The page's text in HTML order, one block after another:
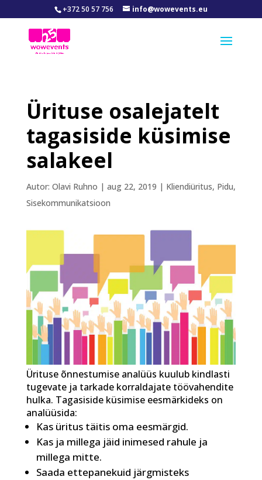
+372 50 57 756 info@wowevents.eu
Ürituse osalejatelt
tagasiside küsimise
salakeel
Autor: Olavi Ruhno | aug 22, 2019 | Kliendiüritus, Pidu,
Sisekommunikatsioon
Ürituse õnnestumise analüüs kuulub kindlasti
tugevate ja tarkade korraldajate töövahendite
hulka. Tagasiside küsimise eesmärkideks on
analüüsida:
Kas üritus täitis oma eesmärgid.
Kas ja millega jäid inimesed rahule ja
millega mitte.
Saada ettepanekuid järgmisteks